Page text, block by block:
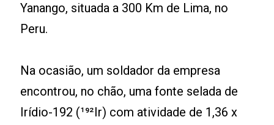
Yanango, situada a 300 Km de Lima, no
Peru.
Na ocasião, um soldador da empresa
encontrou, no chão, uma fonte selada de
Irídio-192 (¹⁹²Ir) com atividade de 1,36 x